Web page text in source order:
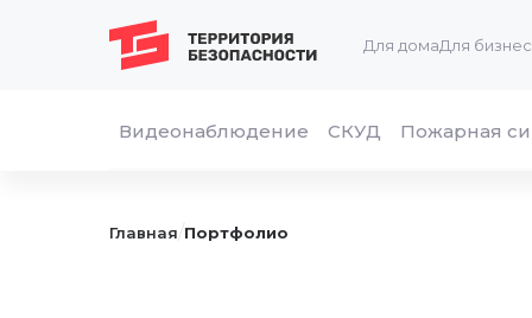
Для домаДля
Видеонаблюдение СКУД Пожарная
Главная /Портфолио